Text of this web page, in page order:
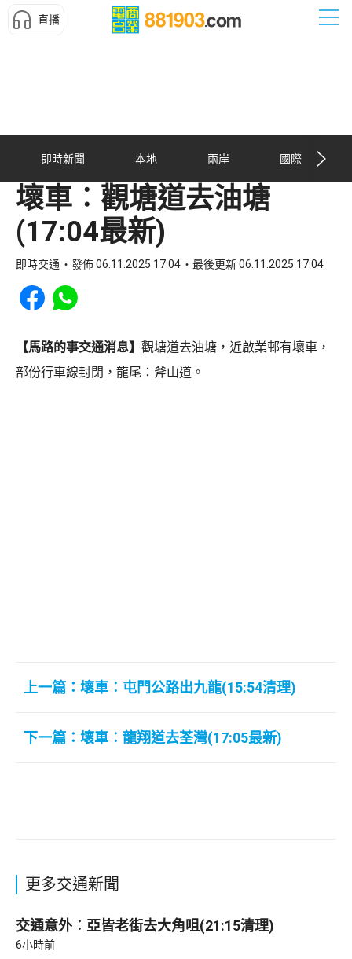
直播
即時新聞 本地 兩岸 國際
壞車︰觀塘道去油塘
(17:04最新)
即時交通 發佈 06.11.2025 17:04 最後更新 06.11.2025 17:04
Share to Facebook
Share to WhatsApp
【馬路的事交通消息】 觀塘道去油塘，近啟業邨有壞車，
部份行車線封閉，龍尾：斧山道。
上一篇：壞車︰屯門公路出九龍(15:54清理)
下一篇：壞車︰龍翔道去荃灣(17:05最新)
更多交通新聞
交通意外︰亞皆老街去大角咀(21:15清理)
6小時前